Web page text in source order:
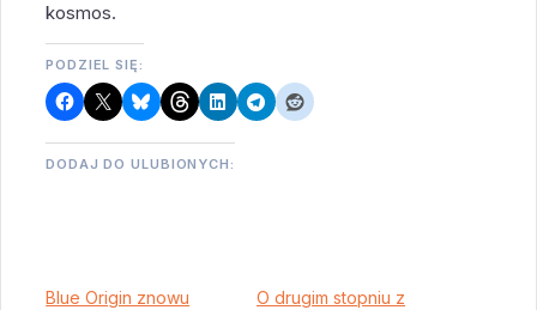
kosmos.
PODZIEL SIĘ:
DODAJ DO ULUBIONYCH:
Blue Origin znowu
O drugim stopniu z